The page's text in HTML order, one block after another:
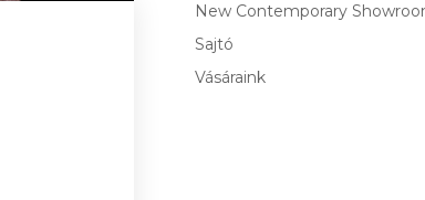
New Contemporary
Sajtó
Vásáraink